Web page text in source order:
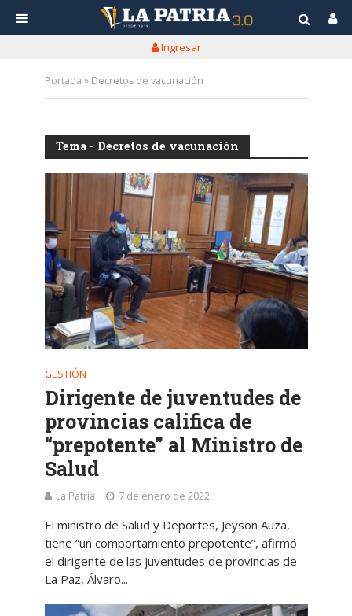
Ingresar
Portada » Decretos de vacunación
Tema - Decretos de vacunación
GESTIÓN
Dirigente de juventudes de
provincias califica de
“prepotente” al Ministro de
Salud
La Patria 7 de enero de 2022
El ministro de Salud y Deportes, Jeyson Auza,
tiene “un comportamiento prepotente”, afirmó
el dirigente de las juventudes de provincias de
La Paz, Álvaro...